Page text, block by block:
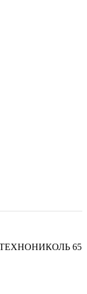
ТЕХНОНИКОЛЬ 65